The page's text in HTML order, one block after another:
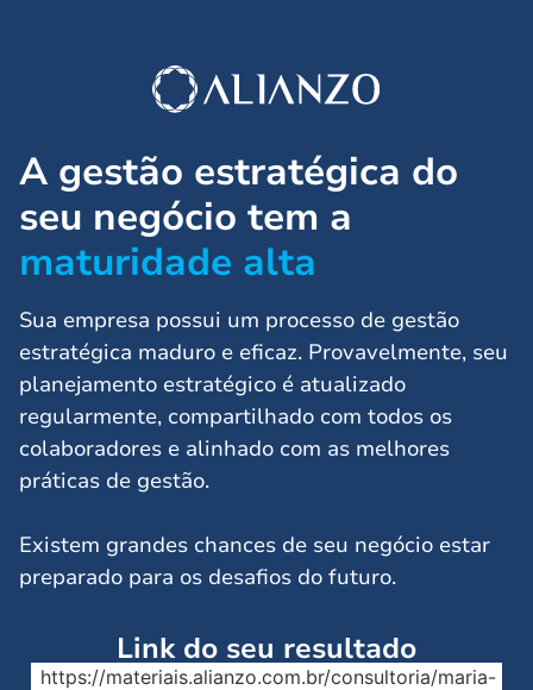
A gestão estratégica do
seu negócio tem a
maturidade alta
Sua empresa possui um processo de gestão
estratégica maduro e eficaz. Provavelmente, seu
planejamento estratégico é atualizado
regularmente, compartilhado com todos os
colaboradores e alinhado com as melhores
práticas de gestão.
Existem grandes chances de seu negócio estar
preparado para os desafios do futuro.
Link do seu resultado
https://materiais.alianzo.com.br/consultoria/maria-